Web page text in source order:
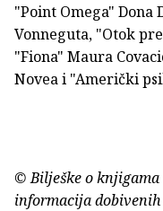
"Point Omega"
Vonneguta, "Otok
"Fiona" Maura
Novea i "Američki
© Bilješke o knjigama
informacija